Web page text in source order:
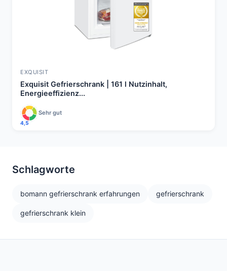
EXQUISIT
Exquisit Gefrierschrank | 161 l Nutzinhalt,
Energieeffizienz...
4,5
Sehr gut
Schlagworte
bomann gefrierschrank erfahrungen gefrierschrank
gefrierschrank klein